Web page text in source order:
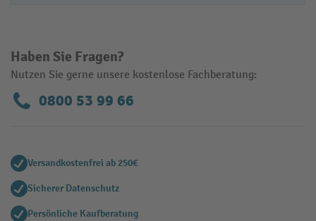
Haben Sie Fragen?
Nutzen Sie gerne unsere kostenlose Fachberatung:
0800 53 99 66
Versandkostenfrei ab 250€
Sicherer Datenschutz
Persönliche Kaufberatung